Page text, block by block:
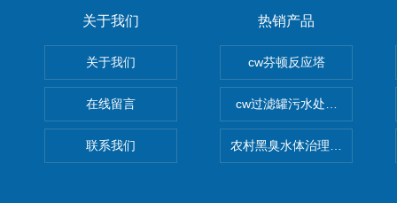
关于我们
关于我们
在线留言
联系我们
热销产品
cw芬顿反应塔
cw过滤罐污水处理设备 多介
农村黑臭水体治理设备